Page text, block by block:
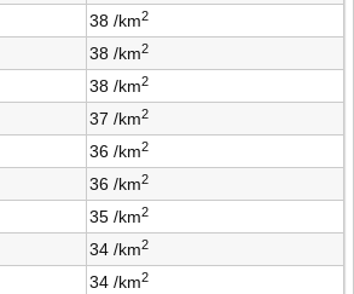
38 /km2
38 /km2
38 /km2
37 /km2
36 /km2
36 /km2
35 /km2
34 /km2
34 /km2